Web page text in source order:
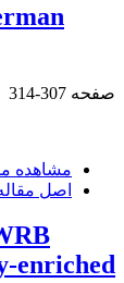
صفحه 307-314
مشاهده
اصل
enriched